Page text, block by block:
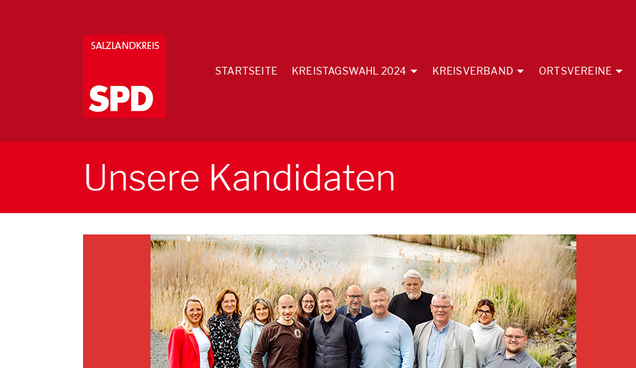
STARTSEITE KREISTAGSWAHL 2024 KREISVERBAND ORTSVEREINE
Unsere Kandidaten